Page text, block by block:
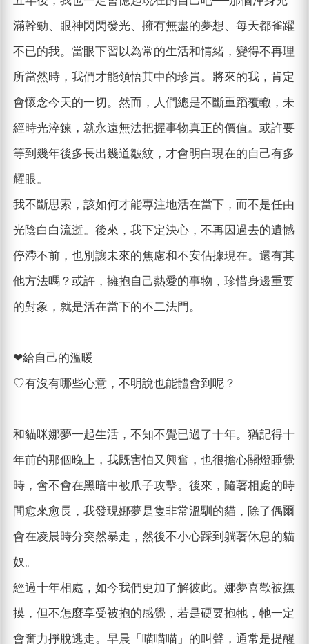
滿幹勁、眼神閃閃發光、擁有無盡的夢想、每天都雀躍
不已的我。當眼下習以為常的生活和情緒，變得不再理
所當然時，我們才能領悟其中的珍貴。將來的我，肯定
會懷念今天的一切。然而，人們總是不斷重蹈覆轍，未
經時光淬鍊，就永遠無法把握事物真正的價值。或許要
等到幾年後多長出幾道皺紋，才會明白現在的自己有多
耀眼。
我不斷思索，該如何才能專注地活在當下，而不是任由
光陰白白流逝。後來，我下定決心，不再因過去的遺憾
停滯不前，也別讓未來的焦慮和不安佔據現在。還有其
他方法嗎？或許，擁抱自己熱愛的事物，珍惜身邊重要
的對象，就是活在當下的不二法門。
❤︎給自己的溫暖
♡有沒有哪些心意，不明說也能體會到呢？
和貓咪娜夢一起生活，不知不覺已過了十年。猶記得十
年前的那個晚上，我既害怕又興奮，也很擔心關燈睡覺
時，會不會在黑暗中被爪子攻擊。後來，隨著相處的時
間愈來愈長，我發現娜夢是隻非常溫馴的貓，除了偶爾
會在凌晨時分突然暴走，然後不小心踩到躺著休息的貓
奴。
經過十年相處，如今我們更加了解彼此。娜夢喜歡被撫
摸，但不怎麼享受被抱的感覺，若是硬要抱牠，牠一定
會奮力掙脫逃走。早晨「喵喵喵」的叫聲，通常是提醒